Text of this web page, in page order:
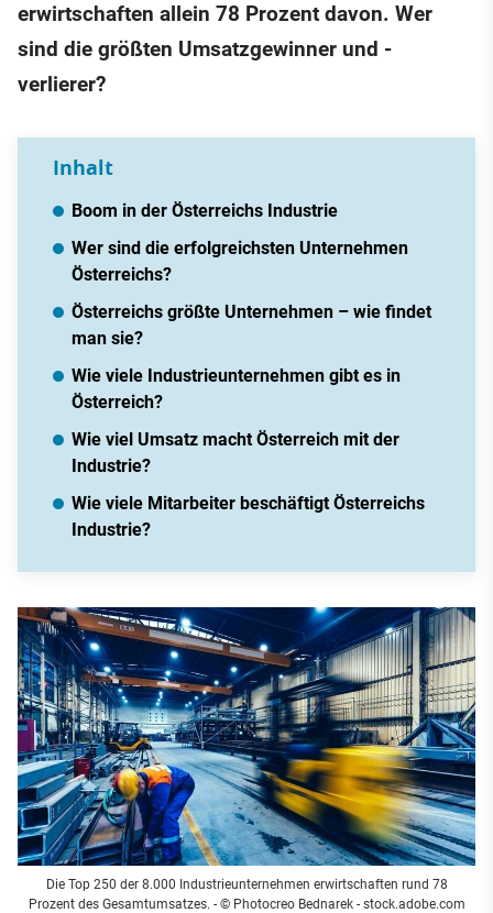
erwirtschaften allein 78 Prozent davon. Wer
sind die größten Umsatzgewinner und -
verlierer?
Inhalt
Boom in der Österreichs Industrie
Wer sind die erfolgreichsten Unternehmen
Österreichs?
Österreichs größte Unternehmen – wie findet
man sie?
Wie viele Industrieunternehmen gibt es in
Österreich?
Wie viel Umsatz macht Österreich mit der
Industrie?
Wie viele Mitarbeiter beschäftigt Österreichs
Industrie?
Die Top 250 der 8.000 Industrieunternehmen erwirtschaften rund 78
Prozent des Gesamtumsatzes. - © Photocreo Bednarek - stock.adobe.com